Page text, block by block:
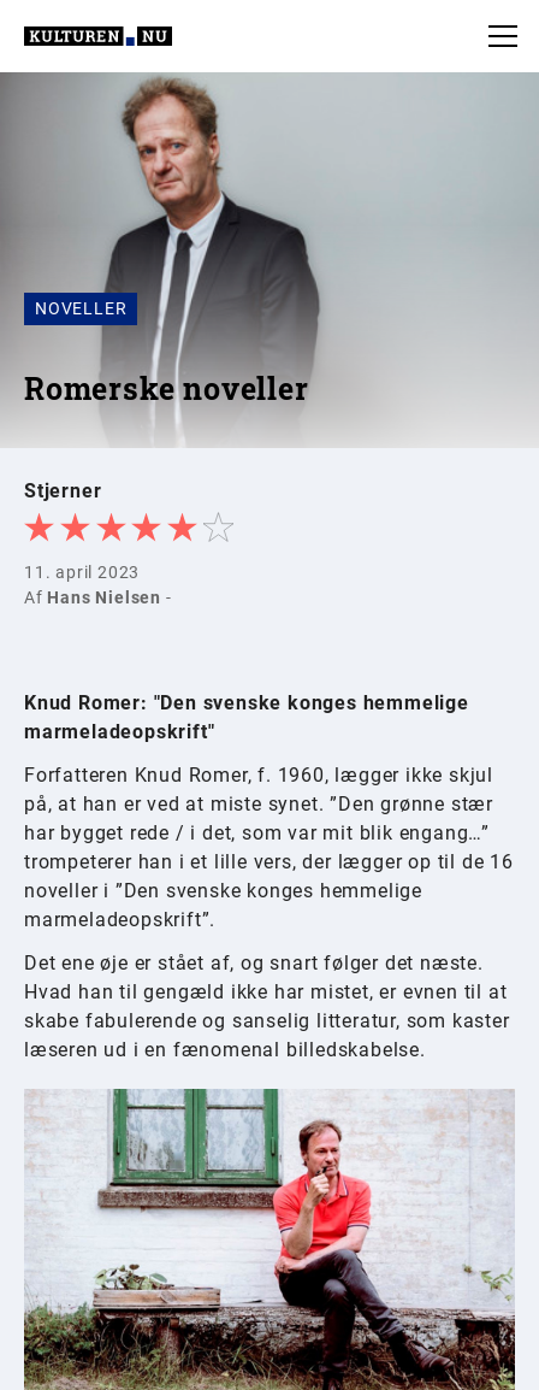
NOVELLER
Romerske noveller
Stjerner
11. april 2023
Af Hans Nielsen -
Knud Romer: "Den svenske konges hemmelige
marmeladeopskrift"
Forfatteren Knud Romer, f. 1960, lægger ikke skjul
på, at han er ved at miste synet. ”Den grønne stær
har bygget rede / i det, som var mit blik engang…”
trompeterer han i et lille vers, der lægger op til de 16
noveller i ”Den svenske konges hemmelige
marmeladeopskrift”.
Det ene øje er stået af, og snart følger det næste.
Hvad han til gengæld ikke har mistet, er evnen til at
skabe fabulerende og sanselig litteratur, som kaster
læseren ud i en fænomenal billedskabelse.